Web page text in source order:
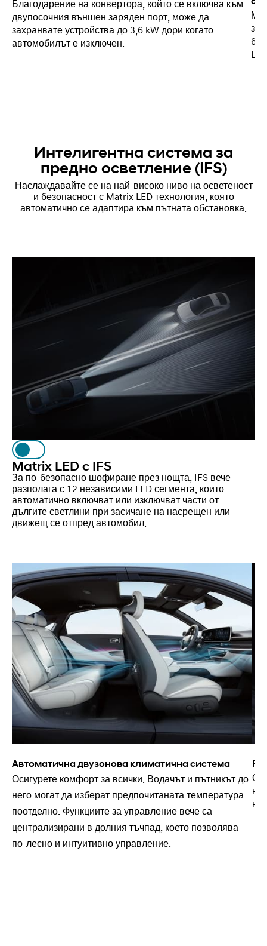
Благодарение на конвертора, който се включва към
двупосочния външен заряден порт, може да
захранвате устройства до 3,6 kW дори когато
автомобилът е изключен.
Интелигентна система за
предно осветление (IFS)
Наслаждавайте се на най-високо ниво на осветеност
и безопасност с Matrix LED технология, която
автоматично се адаптира към пътната обстановка.
Matrix LED с IFS
За по-безопасно шофиране през нощта, IFS вече
разполага с 12 независими LED сегмента, които
автоматично включват или изключват части от
дългите светлини при засичане на насрещен или
движещ се отпред автомобил.
Автоматична двузонова климатична система
Осигурете комфорт за всички. Водачът и пътникът до
него могат да изберат предпочитаната температура
поотделно. Функциите за управление вече са
централизирани в долния тъчпад, което позволява
по-лесно и интуитивно управление.